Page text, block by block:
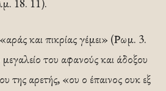
18. 11).
και πικρίας γέμει» (Ρωμ. 3.
του αφανούς και άδοξου
αρετής, «ου ο έπαινος ουκ εξ